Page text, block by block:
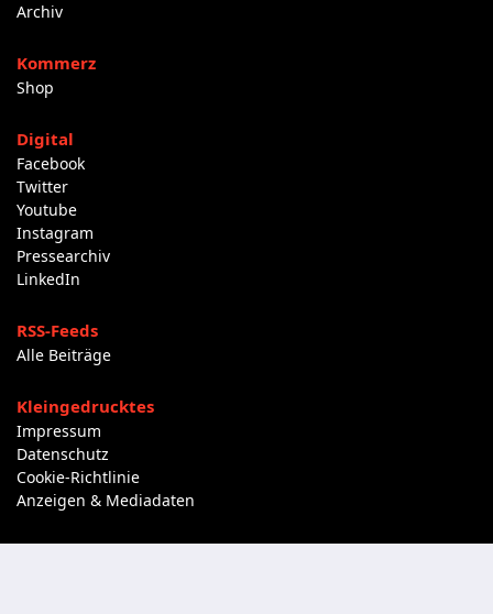
Archiv
Kommerz
Shop
Digital
Facebook
Twitter
Youtube
Instagram
Pressearchiv
LinkedIn
RSS-Feeds
Alle Beiträge
Kleingedrucktes
Impressum
Datenschutz
Cookie-Richtlinie
Anzeigen & Mediadaten